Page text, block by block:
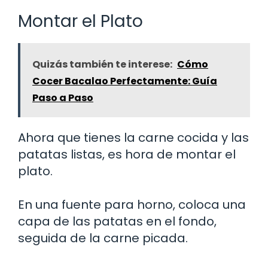
Montar el Plato
Quizás también te interese: Cómo
Cocer Bacalao Perfectamente: Guía
Paso a Paso
Ahora que tienes la carne cocida y las
patatas listas, es hora de montar el
plato.
En una fuente para horno, coloca una
capa de las patatas en el fondo,
seguida de la carne picada.